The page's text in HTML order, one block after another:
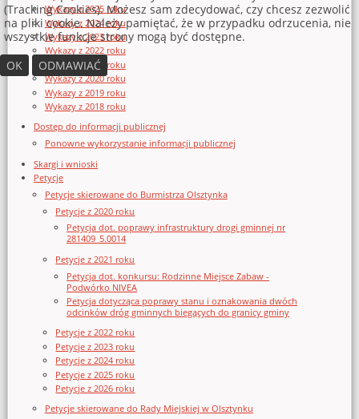
Wykazy z 2025 roku
Wykazy z 2024 roku
Wykazy z 2023 roku
Wykazy z 2022 roku
Wykazy z 2021 roku
Wykazy z 2020 roku
Wykazy z 2019 roku
Wykazy z 2018 roku
Dostęp do informacji publicznej
Ponowne wykorzystanie informacji publicznej
Skargi i wnioski
Petycje
Petycje skierowane do Burmistrza Olsztynka
Petycje z 2020 roku
Petycja dot. poprawy infrastruktury drogi gminnej nr
281409_5.0014
Petycje z 2021 roku
Petycja dot. konkursu: Rodzinne Miejsce Zabaw -
Podwórko NIVEA
Petycja dotycząca poprawy stanu i oznakowania dwóch
odcinków dróg gminnych biegących do granicy gminy
Petycje z 2022 roku
Petycje z 2023 roku
Petycje z 2024 roku
Petycje z 2025 roku
Petycje z 2026 roku
Petycje skierowane do Rady Miejskiej w Olsztynku
(Tracking Cookies). Możesz sam zdecydować, czy chcesz zezwolić
na pliki cookie. Należy pamiętać, że w przypadku odrzucenia, nie
wszystkie funkcje strony mogą być dostępne.
OK
ODMAWIAĆ